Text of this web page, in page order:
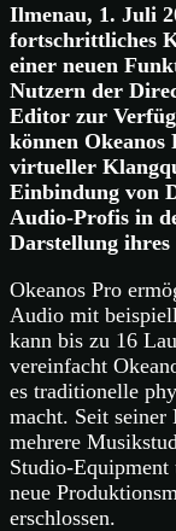
Ilmenau, 1. Juli
fortschrittliches
einer neuen
Nutzern der
Editor zur
können
virtueller
Einbindung von
Audio-Profis in
Darstellung ihres
Okeanos Pro
Audio mit
kann bis zu 16
vereinfacht
es traditionelle
macht. Seit
mehrere
Studio-
neue
erschlossen.